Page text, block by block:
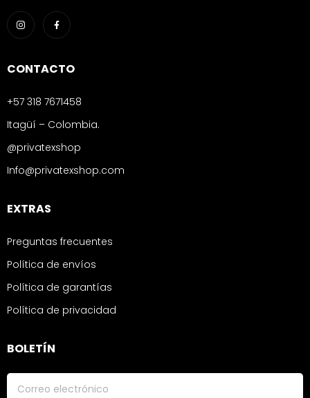
CONTACTO
+57 318 7671458
Itagüí – Colombia.
@privatexshop
Info@privatexshop.com
EXTRAS
Preguntas frecuentes
Política de envíos
Política de garantías
Política de privacidad
BOLETÍN